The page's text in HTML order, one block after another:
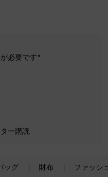
必要です*
ー購読
ッグ 財布 ファッシ